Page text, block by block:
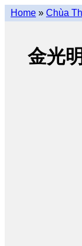
Home » Chùa
金光